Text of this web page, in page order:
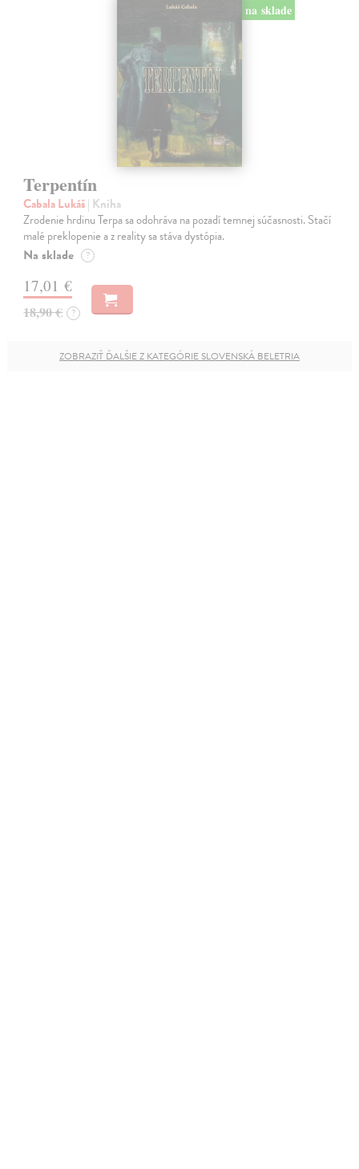
na sklade
Terpentín
Cabala Lukáš| Kniha
Zrodenie hrdinu Terpa sa odohráva na pozadí temnej súčasnosti. Stačí
malé preklopenie a z reality sa stáva dystópia.
Na sklade ?
17,01 €
18,90 € ?
ZOBRAZIŤ ĎALŠIE Z KATEGÓRIE SLOVENSKÁ BELETRIA